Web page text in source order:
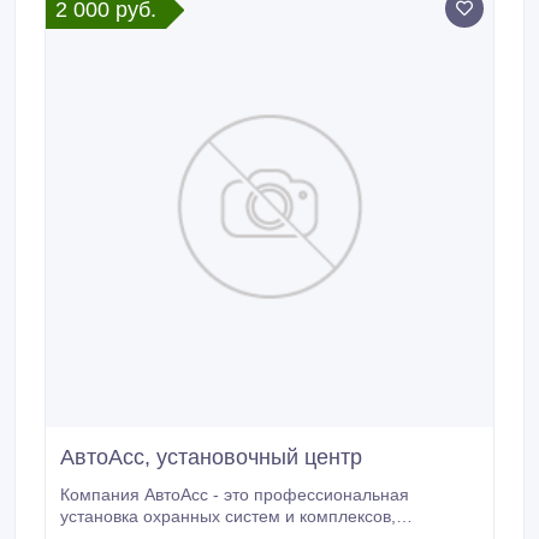
2 000 руб.
АвтоАсс, установочный центр
Компания АвтоАсс - это профессиональная
установка охранных систем и комплексов,